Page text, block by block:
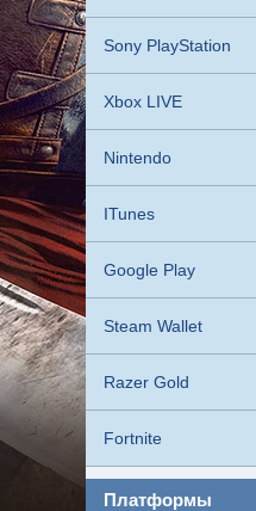
Sony PlayStation
Xbox LIVE
Nintendo
ITunes
Google Play
Steam Wallet
Razer Gold
Fortnite
платформы